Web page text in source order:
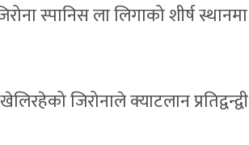
स्पानिस ला लिगाको शीर्ष स्थानमा
जिरोनाले क्याटलान प्रतिद्वन्द्वी